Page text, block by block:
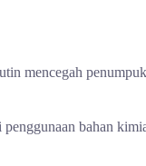
mencegah
bahan